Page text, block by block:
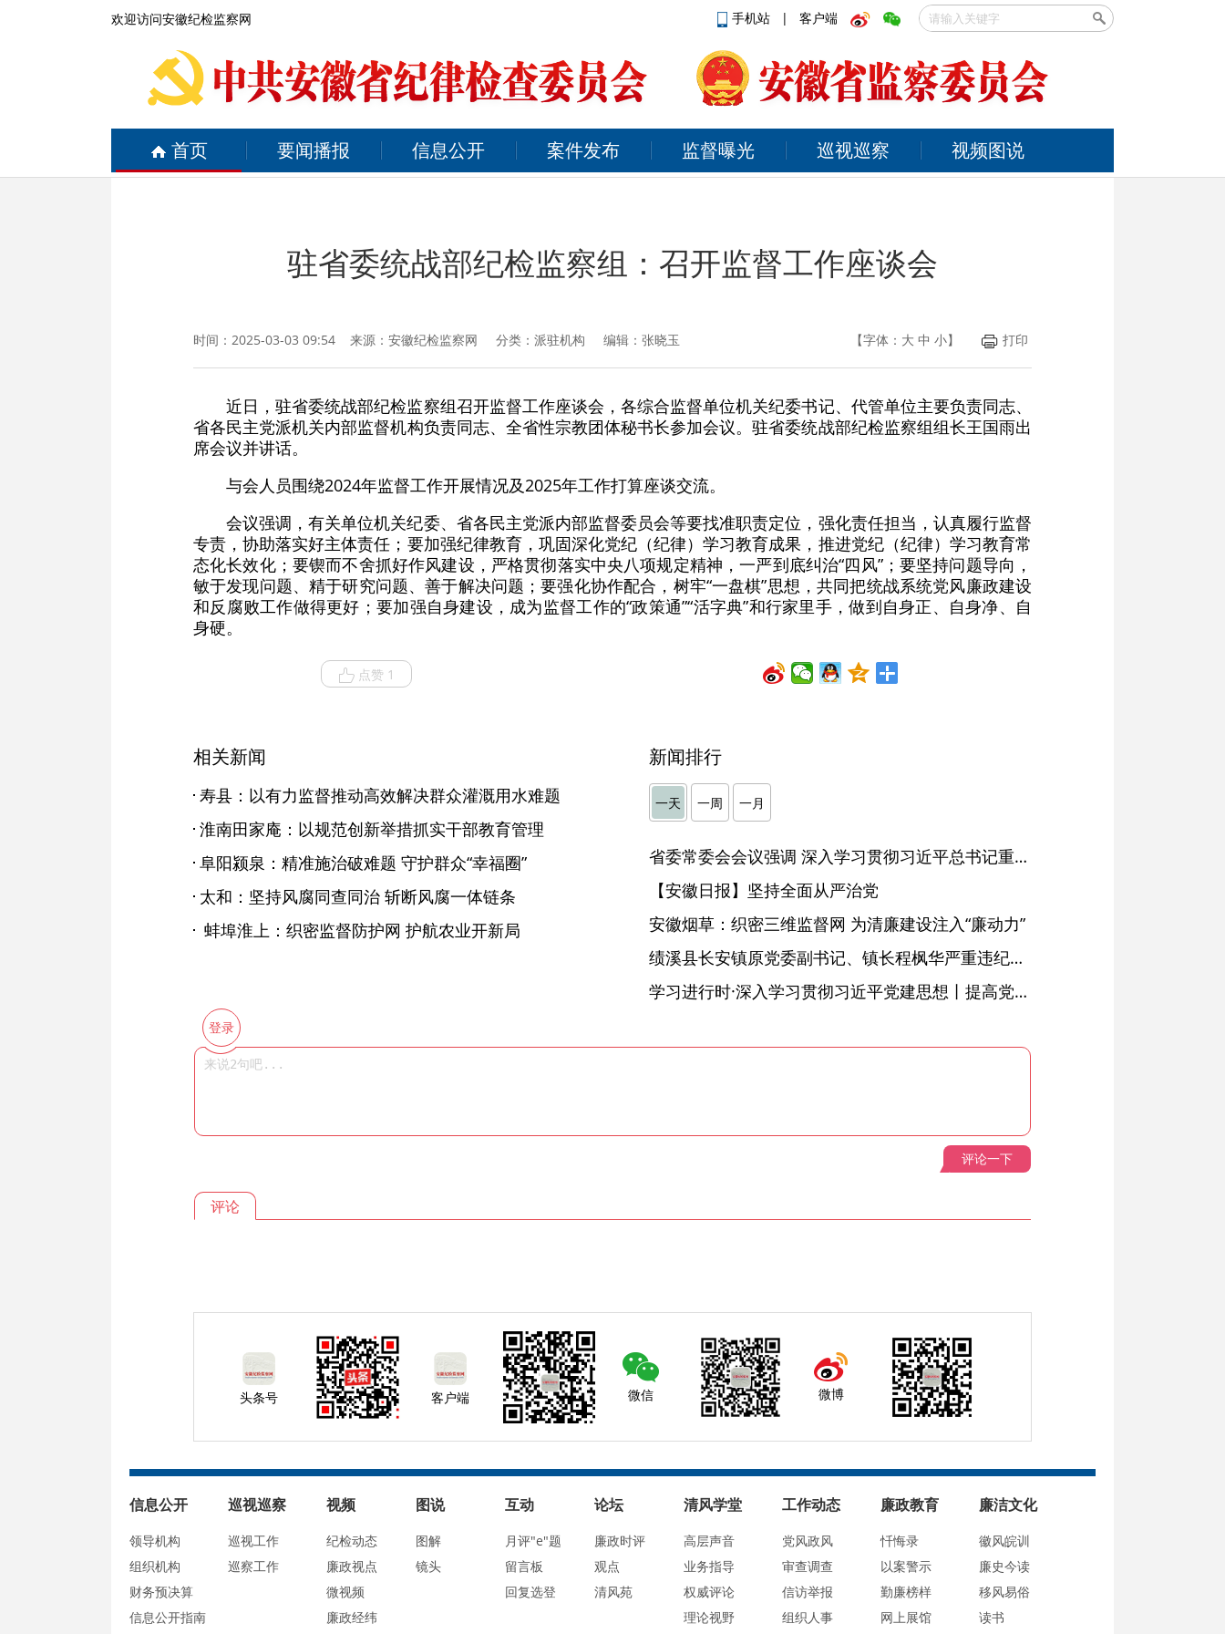
欢迎访问安徽纪检监察网 手机站 | 客户端
首页 要闻播报 信息公开 案件发布 监督曝光 巡视巡察 视频图说
驻省委统战部纪检监察组：召开监督工作座谈会
时间：2025-03-03 09:54 来源： 安徽纪检监察网 分类：派驻机构 编辑：张晓玉 【字体： 大 中 小】 打印
近日，驻省委统战部纪检监察组召开监督工作座谈会，各综合监督单位机关纪委书记、代管单位主要负责同志、
省各民主党派机关内部监督机构负责同志、全省性宗教团体秘书长参加会议。驻省委统战部纪检监察组组长王国雨出
席会议并讲话。
与会人员围绕2024年监督工作开展情况及2025年工作打算座谈交流。
会议强调，有关单位机关纪委、省各民主党派内部监督委员会等要找准职责定位，强化责任担当，认真履行监督
专责，协助落实好主体责任；要加强纪律教育，巩固深化党纪（纪律）学习教育成果，推进党纪（纪律）学习教育常
态化长效化；要锲而不舍抓好作风建设，严格贯彻落实中央八项规定精神，一严到底纠治“四风”；要坚持问题导向，
敏于发现问题、精于研究问题、善于解决问题；要强化协作配合，树牢“一盘棋”思想，共同把统战系统党风廉政建设
和反腐败工作做得更好；要加强自身建设，成为监督工作的“政策通”“活字典”和行家里手，做到自身正、自身净、自
身硬。
点赞 1
相关新闻
寿县：以有力监督推动高效解决群众灌溉用水难题
淮南田家庵：以规范创新举措抓实干部教育管理
阜阳颍泉：精准施治破难题 守护群众“幸福圈”
太和：坚持风腐同查同治 斩断风腐一体链条
蚌埠淮上：织密监督防护网 护航农业开新局
新闻排行
一天 一周 一月
省委常委会会议强调 深入学习贯彻习近平总书记重要讲话精神 以高质量党建引领高质量发展 梁言顺主持并讲话
【安徽日报】坚持全面从严治党
安徽烟草：织密三维监督网 为清廉建设注入“廉动力”
绩溪县长安镇原党委副书记、镇长程枫华严重违纪违法被开除党籍和公职
学习进行时·深入学习贯彻习近平党建思想丨提高党的战斗力的法宝
登录
评论一下
评论
头条号 客户端 微信 微博
信息公开
领导机构
组织机构
财务预决算
信息公开指南
巡视巡察
巡视工作
巡察工作
视频
纪检动态
廉政视点
微视频
廉政经纬
图说
图解
镜头
互动
月评"e"题
留言板
回复选登
论坛
廉政时评
观点
清风苑
清风学堂
高层声音
业务指导
权威评论
理论视野
工作动态
党风政风
审查调查
信访举报
组织人事
廉政教育
忏悔录
以案警示
勤廉榜样
网上展馆
廉洁文化
徽风皖训
廉史今读
移风易俗
读书